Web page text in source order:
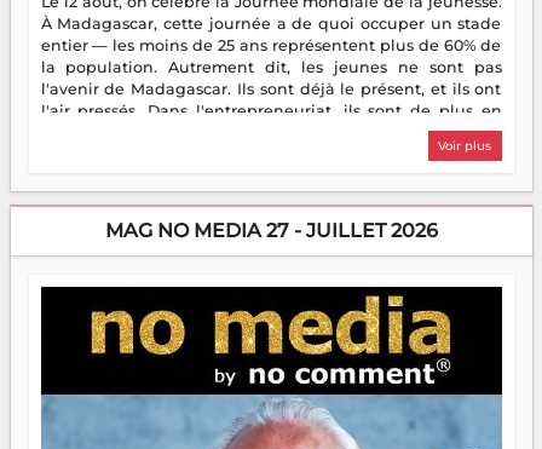
À Madagascar, cette journée a de quoi occuper un stade
entier — les moins de 25 ans représentent plus de 60% de
la population. Autrement dit, les jeunes ne sont pas
l'avenir de Madagascar. Ils sont déjà le présent, et ils ont
l'air pressés. Dans l'entrepreneuriat, ils sont de plus en
plus nombreux à se lancer, à créer, à risquer — souvent
sans filet, souvent sans aide, mais toujours avec cette
dorment vraiment la nuit. En culture, les nouvelles sont
encore meilleures. Aina Rasamoelina vient de décrocher le
Prix RFI Instrumental Afrique. Miangaly Elia rafle le Prix
jeunes qui tiennent la torche. Alors oui, on pourrait
s'arrêter là, applaudir et rentrer chez soi satisfait. Mais ce
serait passer à côté d'une chose essentielle. La fougue, ça
brûle fort — et parfois, ça brûle vite. Une flamme sans
direction peut éclairer autant qu'elle peut consumer. C'est
là que les aînés entrent en scène — pas pour reprendre le
gouvernail, mais pour montrer où sont les récifs. Les jeunes
ont la force, les vieux ont l'expérience, comme on dit. Ce
Voir plus
MAG NO MEDIA 27 - JUILLET 2026